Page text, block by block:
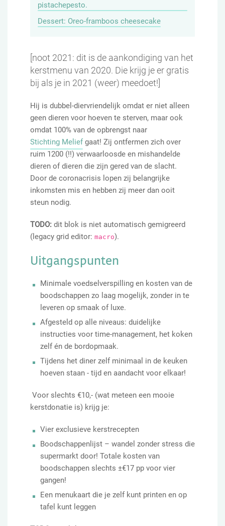
pistachepesto.
Dessert: Oreo-framboos cheesecake
[noot 2021: dit is de aankondiging van het
kerstmenu van 2020. Die krijg je er gratis
bij als je in 2021 (weer) meedoet!]
Hij is dubbel-diervriendelijk omdat er niet alleen
geen dieren voor hoeven te sterven, maar ook
omdat 100% van de opbrengst naar
Stichting Melief gaat! Zij ontfermen zich over
ruim 1200 (!!) verwaarloosde en mishandelde
dieren of dieren die zijn gered van de slacht.
Door de coronacrisis lopen zij belangrijke
inkomsten mis en hebben zij meer dan ooit
steun nodig.
TODO: dit blok is niet automatisch gemigreerd
(legacy grid editor: macro).
Uitgangspunten
Minimale voedselverspilling en kosten van de
boodschappen zo laag mogelijk, zonder in te
leveren op smaak of luxe.
Afgesteld op alle niveaus: duidelijke
instructies voor time-management, het koken
zelf én de bordopmaak.
Tijdens het diner zelf minimaal in de keuken
hoeven staan - tijd en aandacht voor elkaar!
Voor slechts €10,- (wat meteen een mooie
kerstdonatie is) krijg je:
Vier exclusieve kerstrecepten
Boodschappenlijst – wandel zonder stress die
supermarkt door! Totale kosten van
boodschappen slechts ±€17 pp voor vier
gangen!
Een menukaart die je zelf kunt printen en op
tafel kunt leggen